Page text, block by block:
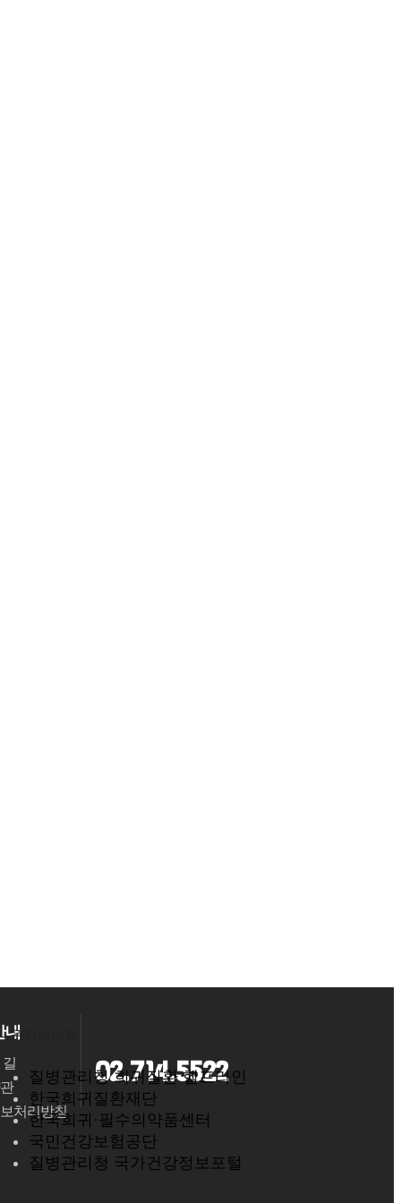
관련사이트
질병관리청 희귀질환 헬프라인
한국희귀질환재단
한국희귀·필수의약품센터
국민건강보험공단
질병관리청 국가건강정보포털
02.714.5522
내
처리방침